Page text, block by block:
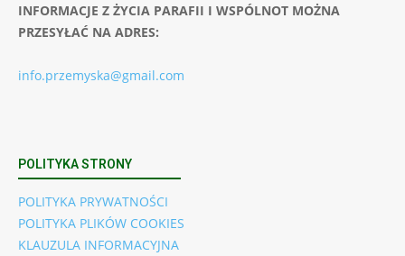
INFORMACJE Z ŻYCIA PARAFII I WSPÓLNOT MOŻNA
PRZESYŁAĆ NA ADRES:
info.przemyska@gmail.com
POLITYKA STRONY
POLITYKA PRYWATNOŚCI
POLITYKA PLIKÓW COOKIES
KLAUZULA INFORMACYJNA